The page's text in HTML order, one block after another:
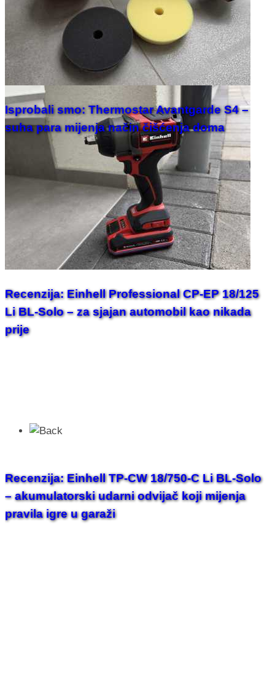
Isprobali smo: Thermostar Avantgarde S4 –
suha para mijenja način čišćenja doma
Recenzija: Einhell Professional CP-EP 18/125
Li BL-Solo – za sjajan automobil kao nikada
prije
Recenzija: Einhell TP-CW 18/750-C Li BL-Solo
– akumulatorski udarni odvijač koji mijenja
pravila igre u garaži